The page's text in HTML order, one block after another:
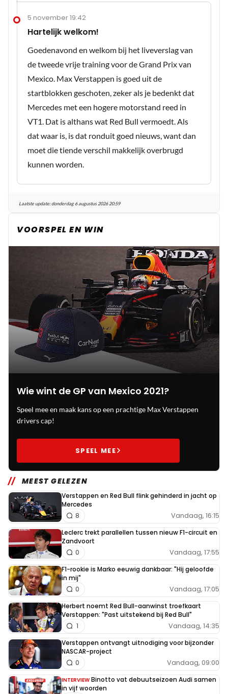
5 november 19:42
Hartelijk welkom!
Goedenavond en welkom bij het liveverslag van
de tweede vrije training voor de Grand Prix van
Mexico. Max Verstappen is goed uit de
startblokken geschoten, zeker als je bedenkt dat
Mercedes met een hogere motorstand reed in
VT1. Dat is althans wat Red Bull vermoedt. Als
dat waar is, is dat ronduit goed nieuws, want dan
moet die tiende verschil makkelijk overbrugd
kunnen worden.
Laatste update:donderdag 6 augustus 2026 20:59
VOORSPEL EN WIN
Wie wint de GP van Mexico 2021?
Speel mee en maak kans op een prachtige Max Verstappen
drivers cap!
SPEEL MEE
MEEST GELEZEN
Verstappen en Red Bull flink gehinderd in jacht op
Mercedes
Vandaag, 16:15
8
Leclerc trekt parallellen tussen nieuw F1-circuit en
Zandvoort
Vandaag, 17:55
0
F1-rookie is Marko eeuwig dankbaar: "Hij geloofde
in mij"
Vandaag, 17:05
0
Herbert noemt Red Bull-aanwinst troefkaart
Verstappen: "Past uitstekend bij Red Bull"
Vandaag, 14:35
1
Verstappen ontvangt uitnodiging voor bijzonder
NASCAR-project
Vandaag, 09:00
0
INTERVIEW Binotto vat debuutseizoen Audi samen
in vijf woorden